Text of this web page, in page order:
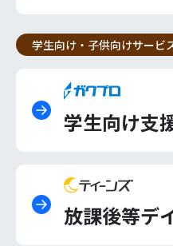
学生向け・子供向けサービ
学生向け支
放課後等デ